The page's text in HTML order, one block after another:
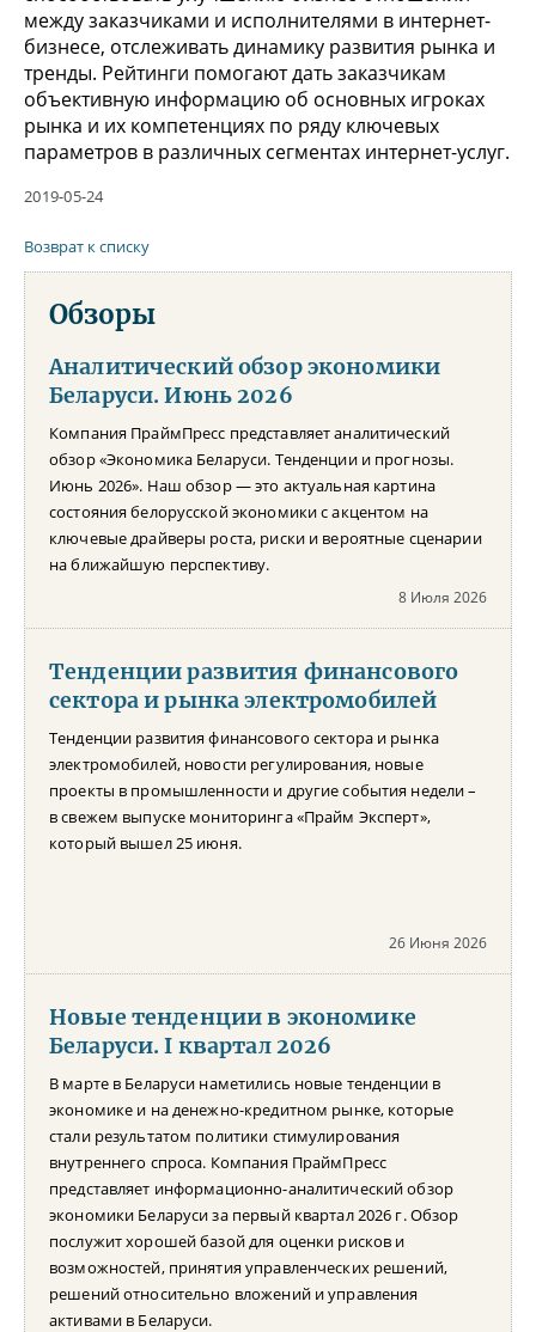
между заказчиками и исполнителями в интернет-
бизнесе, отслеживать динамику развития рынка и
тренды. Рейтинги помогают дать заказчикам
объективную информацию об основных игроках
рынка и их компетенциях по ряду ключевых
параметров в различных сегментах интернет-услуг.
2019-05-24
Возврат к списку
Обзоры
Аналитический обзор экономики
Беларуси. Июнь 2026
Компания ПраймПресс представляет аналитический
обзор «Экономика Беларуси. Тенденции и прогнозы.
Июнь 2026». Наш обзор — это актуальная картина
состояния белорусской экономики с акцентом на
ключевые драйверы роста, риски и вероятные сценарии
на ближайшую перспективу.
8 Июля 2026
Тенденции развития финансового
сектора и рынка электромобилей
Тенденции развития финансового сектора и рынка
электромобилей, новости регулирования, новые
проекты в промышленности и другие события недели –
в свежем выпуске мониторинга «Прайм Эксперт»,
который вышел 25 июня.
26 Июня 2026
Новые тенденции в экономике
Беларуси. I квартал 2026
В марте в Беларуси наметились новые тенденции в
экономике и на денежно-кредитном рынке, которые
стали результатом политики стимулирования
внутреннего спроса. Компания ПраймПресс
представляет информационно-аналитический обзор
экономики Беларуси за первый квартал 2026 г. Обзор
послужит хорошей базой для оценки рисков и
возможностей, принятия управленческих решений,
решений относительно вложений и управления
активами в Беларуси.